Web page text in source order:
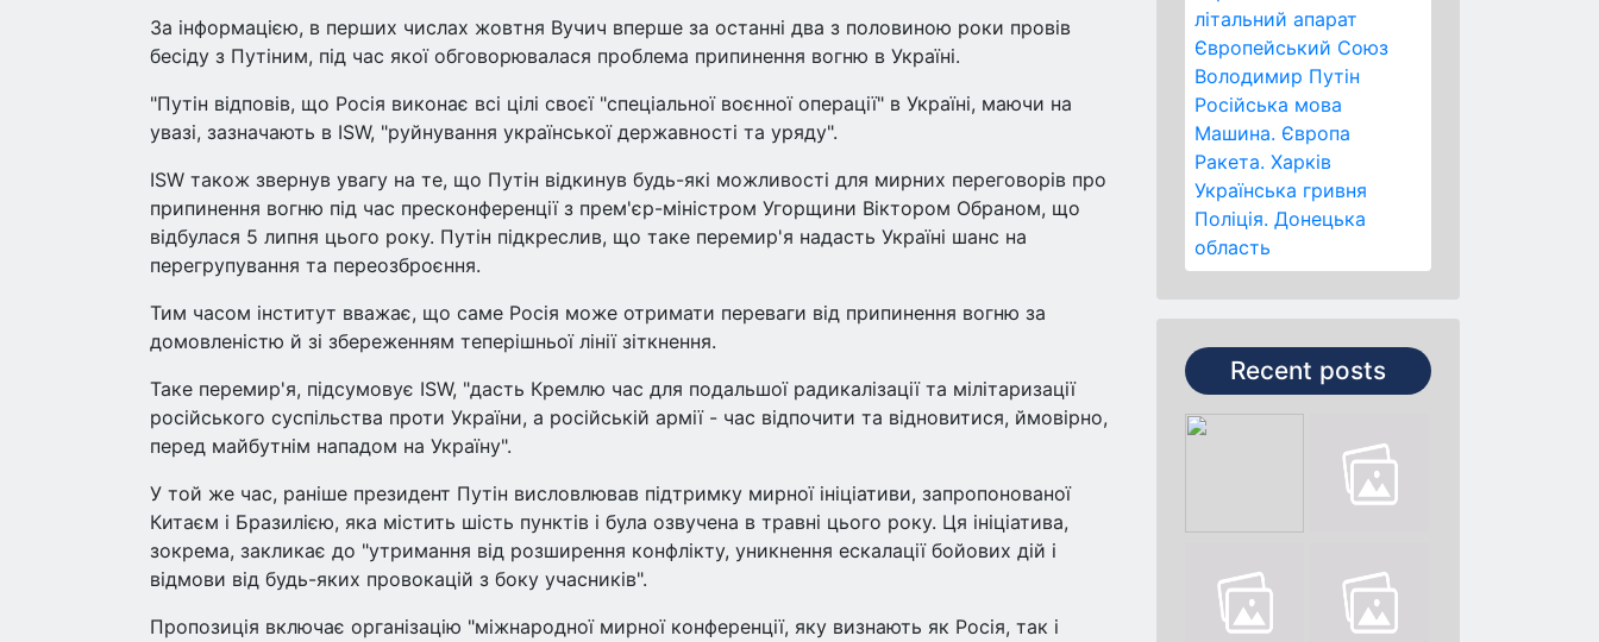
літальний апарат
Європейський Союз
Володимир Путін
Російська мова
Машина. Європа
Ракета. Харків
Українська гривня
Поліція. Донецька
область
Recent posts
За інформацією, в перших числах жовтня Вучич вперше за останні два з половиною роки провів
бесіду з Путіним, під час якої обговорювалася проблема припинення вогню в Україні.
"Путін відповів, що Росія виконає всі цілі своєї "спеціальної воєнної операції" в Україні, маючи на
увазі, зазначають в ISW, "руйнування української державності та уряду".
ISW також звернув увагу на те, що Путін відкинув будь-які можливості для мирних переговорів про
припинення вогню під час пресконференції з прем'єр-міністром Угорщини Віктором Обраном, що
відбулася 5 липня цього року. Путін підкреслив, що таке перемир'я надасть Україні шанс на
перегрупування та переозброєння.
Тим часом інститут вважає, що саме Росія може отримати переваги від припинення вогню за
домовленістю й зі збереженням теперішньої лінії зіткнення.
Таке перемир'я, підсумовує ISW, "дасть Кремлю час для подальшої радикалізації та мілітаризації
російського суспільства проти України, а російській армії - час відпочити та відновитися, ймовірно,
перед майбутнім нападом на Україну".
У той же час, раніше президент Путін висловлював підтримку мирної ініціативи, запропонованої
Китаєм і Бразилією, яка містить шість пунктів і була озвучена в травні цього року. Ця ініціатива,
зокрема, закликає до "утримання від розширення конфлікту, уникнення ескалації бойових дій і
відмови від будь-яких провокацій з боку учасників".
Пропозиція включає організацію "міжнародної мирної конференції, яку визнають як Росія, так і